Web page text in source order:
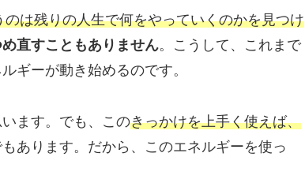
のは残りの人生で何をやっていくのかを見つけ
直すこともありません。こうして、これまで
ギーが動き始めるのです。
ます。でも、このきっかけを上手く使えば、
あります。だから、このエネルギーを使っ